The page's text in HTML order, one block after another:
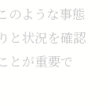
のような事態
と状況を確認
とが重要で